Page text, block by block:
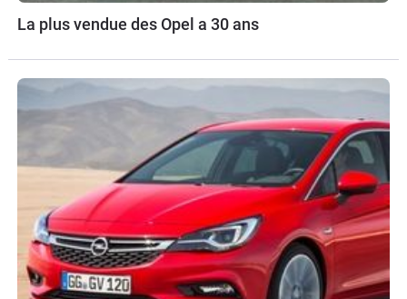
La plus vendue des Opel a 30 ans